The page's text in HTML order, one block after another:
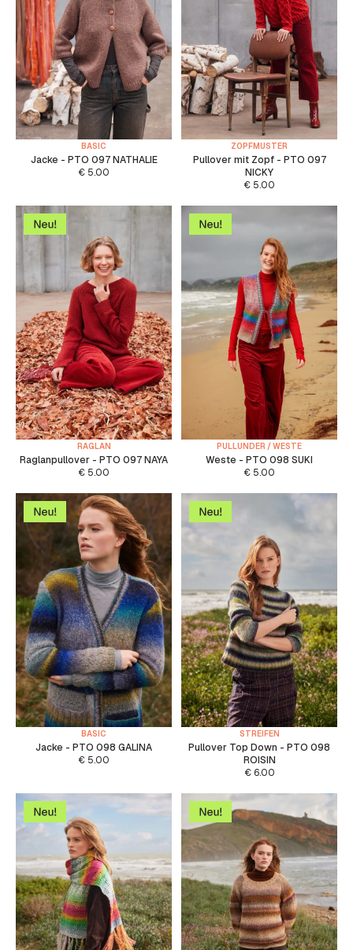
BASIC
Jacke - PTO 097 NATHALIE
€ 5.00
ZOPFMUSTER
Pullover mit Zopf - PTO 097
NICKY
€ 5.00
RAGLAN
Raglanpullover - PTO 097 NAYA
€ 5.00
PULLUNDER / WESTE
Weste - PTO 098 SUKI
€ 5.00
BASIC
Jacke - PTO 098 GALINA
€ 5.00
STREIFEN
Pullover Top Down - PTO 098
ROISIN
€6.00